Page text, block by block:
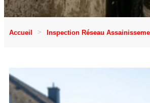
Accueil Inspection Réseau